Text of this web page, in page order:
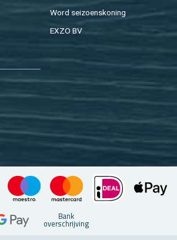
Word sei­zoens­ko­ning
EXZO BV
Bank
over­schrij­ving